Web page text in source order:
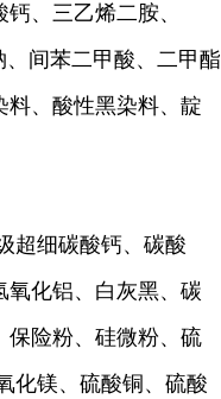
、三乙烯二胺、
间苯二甲酸、二甲酯
料、酸性黑染料、靛
超细碳酸钙、碳酸
氧化铝、白灰黑、碳
保险粉、硅微粉、硫
化镁、硫酸铜、硫酸